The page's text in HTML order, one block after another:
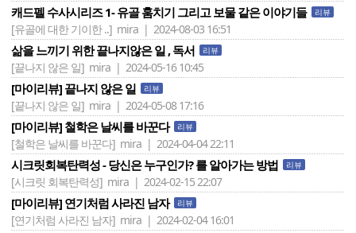
캐드펠 수사시리즈 1- 유골 훔치기 그리고 보물 같은 이야기들 리뷰
[유골에 대한 기이한 ..] mira | 2024-08-03 16:51
삶을 느끼기 위한 끝나지않은 일 , 독서 리뷰
[끝나지 않은 일] mira | 2024-05-16 10:45
[마이리뷰] 끝나지 않은 일 리뷰
[끝나지 않은 일] mira | 2024-05-08 17:16
[마이리뷰] 철학은 날씨를 바꾼다 리뷰
[철학은 날씨를 바꾼다] mira | 2024-04-04 22:11
시크릿회복탄력성 - 당신은 누구인가? 를 알아가는 방법 리뷰
[시크릿 회복탄력성] mira | 2024-02-15 22:07
[마이리뷰] 연기처럼 사라진 남자 리뷰
[연기처럼 사라진 남자] mira | 2024-02-04 16:01